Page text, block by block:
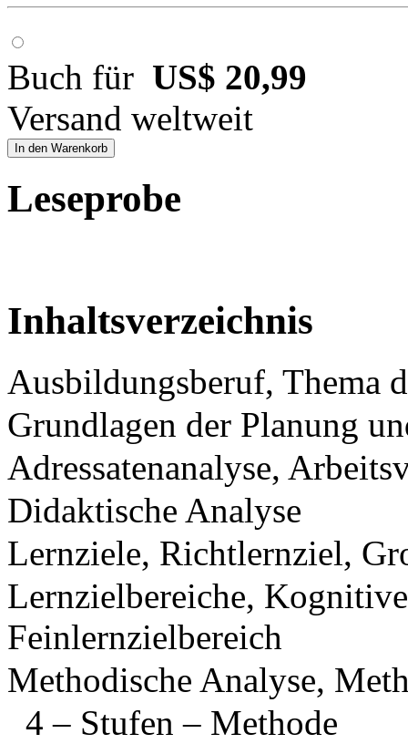
Buch für US$ 20,99
Versand weltweit
In den Warenkorb
Leseprobe
Inhaltsverzeichnis
Ausbildungsberuf, Thema
Grundlagen der Planung
Adressatenanalyse,
Didaktische Analyse
Lernziele, Richtlernziel,
Lernzielbereiche,
Feinlernzielbereich
Methodische Analyse,
4 – Stufen – Methode